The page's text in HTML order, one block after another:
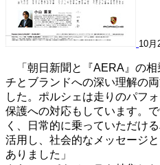
10月
「朝日新聞と『AERA』の相
チとブランドへの深い理解の
した。ポルシェは走りのパフ
保護への対応もしています。
く、日常的に乗っていただけ
活用し、社会的なメッセージ
ありました」